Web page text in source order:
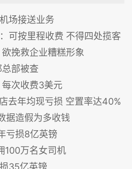
场接送业务
可按里程收费 不得四处揽客
挽救企业糟糕形象
部被查
次收费3美元
去年均现亏损 空置率达40%
据造假为多收钱
亏损8亿英镑
100万名女司机
35亿英镑